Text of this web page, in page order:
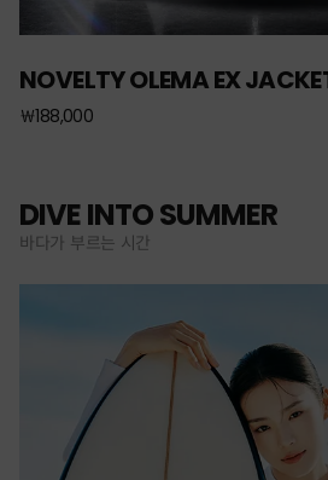
NOVELTY OLEMA EX
￦188,000
DIVE INTO SUMMER
바다가 부르는 시간